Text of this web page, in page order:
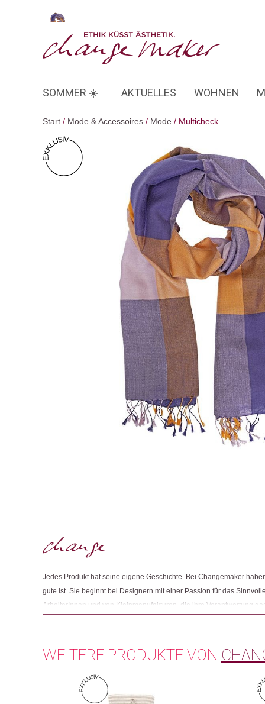
SOMMER ☀️ AKTUELLES WOHNEN
Start / Mode & Accessoires / Mode / Multicheck
Jedes Produkt hat seine eigene Geschichte. Bei Changemaker
gute ist. Sie beginnt bei Designern mit einer Passion für das
ArbeiterInnen und von Kleinmanufakturen, die ihre Verantwortung
WEITERE PRODUKTE VON